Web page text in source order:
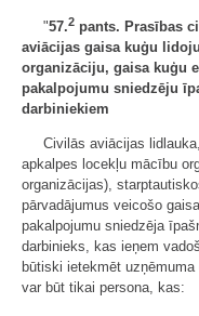
"57.2 pants. Prasības
aviācijas gaisa kuģu
organizāciju, gaisa kuģu
pakalpojumu sniedzēju
darbiniekiem
Civilās aviācijas
apkalpes locekļu mācību
organizācijas),
pārvadājumus veicošo
pakalpojumu sniedzēja
darbinieks, kas ieņem
būtiski ietekmēt
var būt tikai persona, kas: